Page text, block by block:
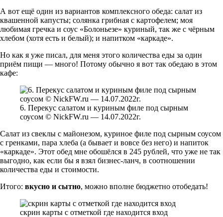
А вот ещё один из вариантов комплексного обеда: салат из
квашенной капусты; солянка грибная с картофелем; моя
любимая гречка и соус «Болоньезе» куриный, так же с чёрным
хлебом (хотя есть и белый); и напитком «каркаде».
Но как я уже писал, для меня этого количества еды за один
приём пищи — много! Потому обычно я вот так обедаю в этом
кафе:
6. Перекус салатом и куриным филе под сырным
соусом © NickFW.ru — 14.07.2022г.
Салат из свеклы с майонезом, куриное филе под сырным соусом
с гренками, пара хлеба (а бывает и вовсе без него) и напиток
«каркаде». Этот обед мне обошёлся в 245 рублей, что уже не так
выгодно, как если бы я взял бизнес-ланч, в соотношении
количества еды и стоимости.
Итого: вкусно и сытно, можно вполне бюджетно отобедать!
скрин карты с отметкой где находится вход